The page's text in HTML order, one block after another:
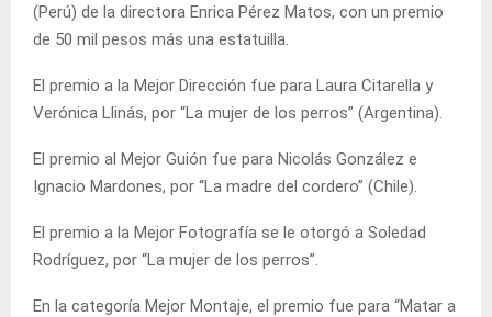
(Perú) de la directora Enrica Pérez Matos, con un premio
de 50 mil pesos más una estatuilla.
El premio a la Mejor Dirección fue para Laura Citarella y
Verónica Llinás, por “La mujer de los perros” (Argentina).
El premio al Mejor Guión fue para Nicolás González e
Ignacio Mardones, por “La madre del cordero” (Chile).
El premio a la Mejor Fotografía se le otorgó a Soledad
Rodríguez, por “La mujer de los perros”.
En la categoría Mejor Montaje, el premio fue para “Matar a